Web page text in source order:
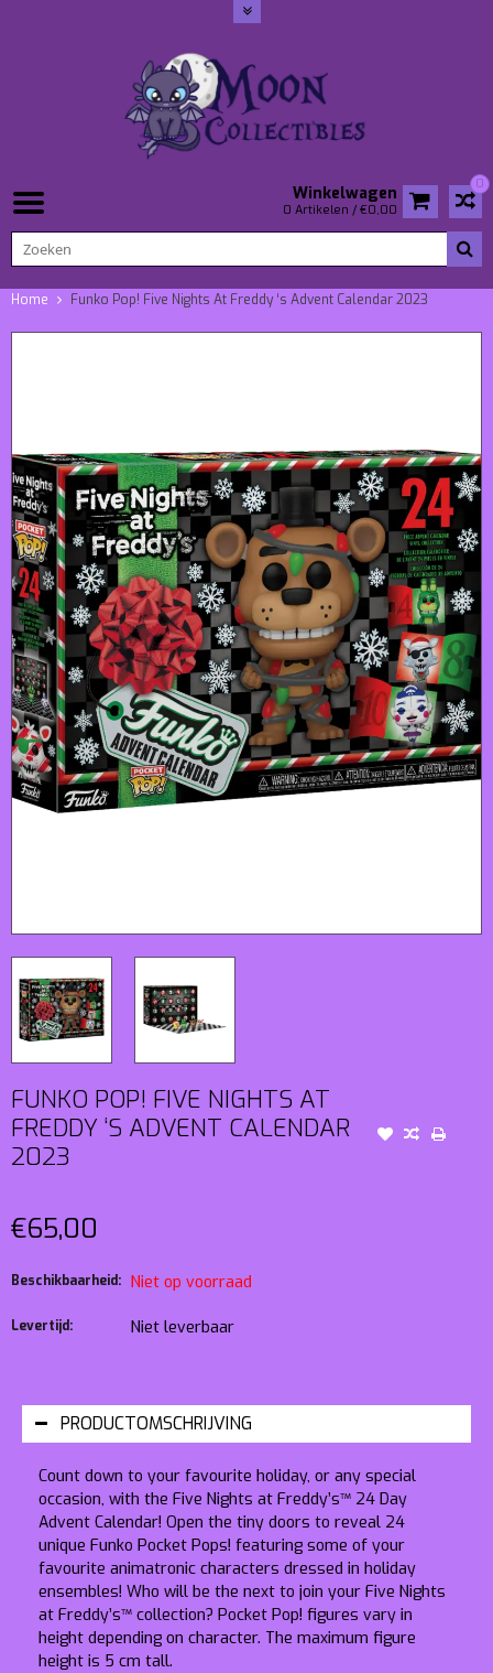
0
Winkelwagen
0 Artikelen / €0,00
Home Funko Pop! Five Nights At Freddy ‘s Advent Calendar 2023
FUNKO POP! FIVE NIGHTS AT
FREDDY ‘S ADVENT CALENDAR
2023
€65,00
Beschikbaarheid: Niet op voorraad
Levertijd: Niet leverbaar
PRODUCTOMSCHRIJVING
Count down to your favourite holiday, or any special
occasion, with the Five Nights at Freddy’s™ 24 Day
Advent Calendar! Open the tiny doors to reveal 24
unique Funko Pocket Pops! featuring some of your
favourite animatronic characters dressed in holiday
ensembles! Who will be the next to join your Five Nights
at Freddy’s™ collection? Pocket Pop! figures vary in
height depending on character. The maximum figure
height is 5 cm tall.